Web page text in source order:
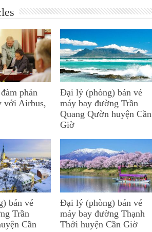
phán
với Airbus,
Đại lý (phòng) bán vé
máy bay đường Trần
Quang Qườn huyện Cần
Giờ
bán vé
Trần
Cần
Đại lý (phòng) bán vé
máy bay đường Thạnh
Thới huyện Cần Giờ